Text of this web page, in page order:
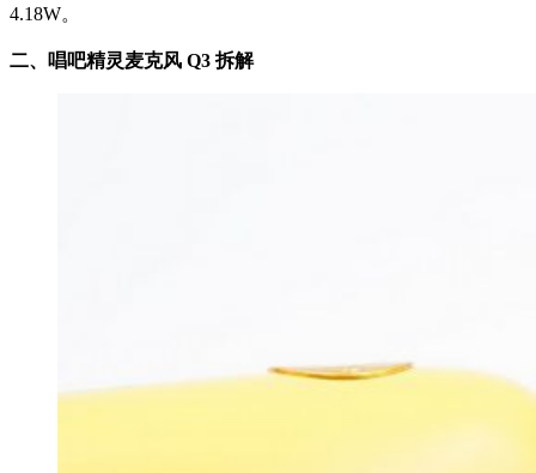
4.18W。
二、唱吧精灵麦克风 Q3 拆解